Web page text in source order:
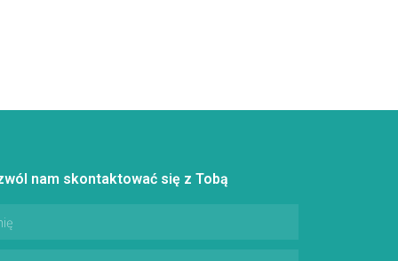
nam skontaktować się z Tobą